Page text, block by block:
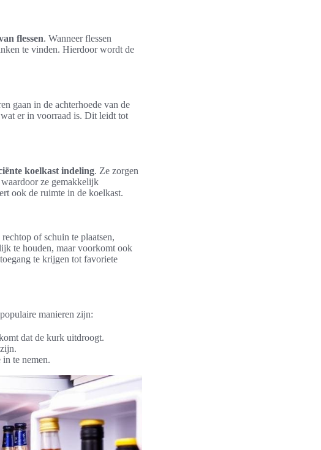
flessen. Wanneer flessen
te vinden. Hierdoor wordt de
gaan in de achterhoede van de
er in voorraad is. Dit leidt tot
koelkast indeling. Ze zorgen
ze gemakkelijk
ook de ruimte in de koelkast.
of schuin te plaatsen,
te houden, maar voorkomt ook
te krijgen tot favoriete
manieren zijn:
dat de kurk uitdroogt.
te nemen.